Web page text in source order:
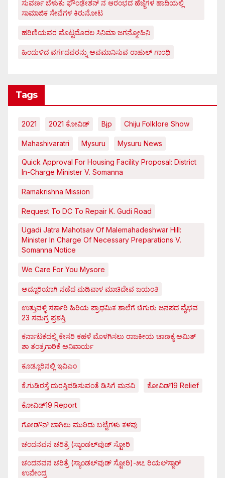
ಸುವರ್ಣ ಬೆಳುಕು ಫೌಂಢೇಶನ್ ನ ಆರಂಭದ ಹೆಜ್ಜೆಗಳ ಹಾದಿಯಲ್ಲಿ
ಸಾಮಾಜಿಕ ಸೇವೆಗಳ ಕಿರುನೋಟ
ಹರಿಣಿಯವರ ಮೊಟ್ಟಮೊದಲ ಸಿನಿಮಾ ಜಗನ್ಮೋಹಿನಿ
ಹಿಂದುಳಿದ ವರ್ಗದವರನ್ನು ಅವಮಾನಿಸುವ ರಾಹುಲ್ ಗಾಂಧಿ
Tags
2021 2021 ಕೋವಿಡ್‌ Bjp Chiju Folklore Show
Mahashivaratri Mysuru Mysuru News
Quick Approval For Housing Facility Proposal: District
In-Charge Minister V. Somanna
Ramakrishna Mission
Request To DC To Repair K. Gudi Road
Ugadi Jatra Mahotsav Of Malemahadeshwar Hill:
Minister In Charge Of Necessary Preparations V.
Somanna Notice
We Care For You Mysore
ಅದ್ದೂರಿಯಾಗಿ ನಡೆದ ಮಡಿವಾಳ ಮಾಚಿದೇವ ಜಯಂತಿ
ಉತ್ತುವಳ್ಳಿ ಸರ್ಕಾರಿ ಹಿರಿಯ ಪ್ರಾಥಮಿಕ ಶಾಲೆಗೆ ಚಿಗುರು ಜನಪದ ವೈಭವ
23 ಸಮಗ್ರ ಪ್ರಶಸ್ತಿ
ಕರ್ನಾಟಕದಲ್ಲಿ ಕೇಸರಿ ಕಹಳೆ ಮೊಳಗಿಸಲು ರಾಜಕೀಯ ಚಾಣಕ್ಯ ಅಮಿತ್
ಶಾ ತಂತ್ರಗಾರಿಕೆ ಅನಿವಾರ್ಯ
ಕೂಡ್ಲೂರಿನಲ್ಲಿ ಇವಿಎಂ
ಕೆ.ಗುಡಿರಸ್ತೆ ದುರಸ್ತಿಪಡಿಸುವಂತೆ ಡಿಸಿಗೆ ಮನವಿ ಕೋವಿಡ್‌19 Relief
ಕೋವಿಡ್‌19 Report
ಗೋಡೌನ್ ಬಾಗಿಲು ಮುರಿದು ಬಟ್ಟೆಗಳು ಕಳವು
ಚಂದನವನ ಚರಿತ್ರೆ (ಸ್ಯಾಂಡಲ್‌ವುಡ್ ಸ್ಟೋರಿ
ಚಂದನವನ ಚರಿತ್ರೆ (ಸ್ಯಾಂಡಲ್‌ವುಡ್ ಸ್ಟೋರಿ)-೫೭ ರಿಯಲ್‌ಸ್ಟಾರ್
ಉಪೇಂದ್ರ